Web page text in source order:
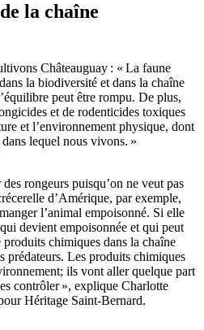
la chaîne
Châteauguay : « La faune
la biodiversité et dans la chaîne
peut être rompu. De plus,
et de rodenticides toxiques
et l’environnement physique, dont
lequel nous vivons. »
rongeurs puisqu’on ne veut pas
d’Amérique, par exemple,
l’animal empoisonné. Si elle
devient empoisonnée et qui peut
chimiques dans la chaîne
prédateurs. Les produits chimiques
ils vont aller quelque part
contrôler », explique Charlotte
Héritage Saint-Bernard.